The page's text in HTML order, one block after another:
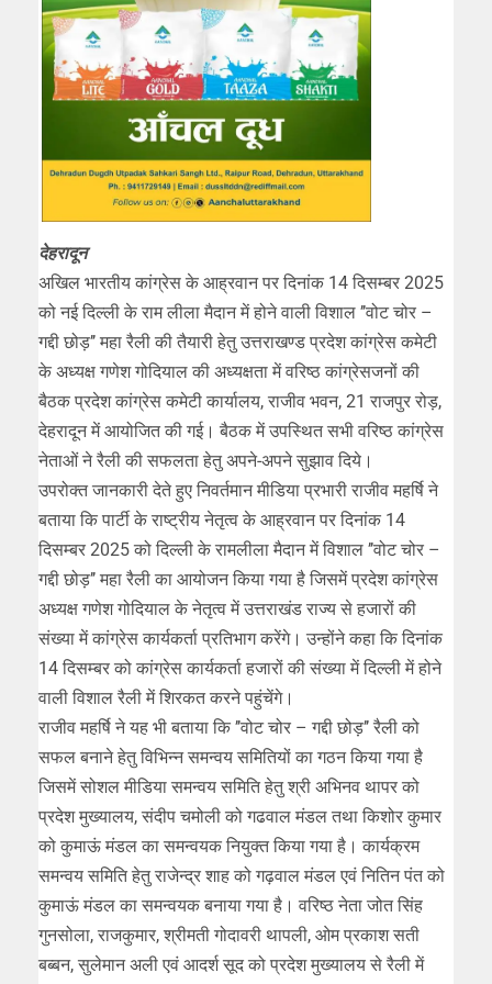
देहरादून
अखिल भारतीय कांग्रेस के आह्रवान पर दिनांक 14 दिसम्बर 2025
को नई दिल्ली के राम लीला मैदान में होने वाली विशाल ’’वोट चोर –
गद्दी छोड़’’ महा रैली की तैयारी हेतु उत्तराखण्ड प्रदेश कांग्रेस कमेटी
के अध्यक्ष गणेश गोदियाल की अध्यक्षता में वरिष्ठ कांग्रेसजनों की
बैठक प्रदेश कांग्रेस कमेटी कार्यालय, राजीव भवन, 21 राजपुर रोड़,
देहरादून में आयोजित की गई। बैठक में उपस्थित सभी वरिष्ठ कांग्रेस
नेताओं ने रैली की सफलता हेतु अपने-अपने सुझाव दिये।
उपरोक्त जानकारी देते हुए निवर्तमान मीडिया प्रभारी राजीव महर्षि ने
बताया कि पार्टी के राष्ट्रीय नेतृत्व के आह्रवान पर दिनांक 14
दिसम्बर 2025 को दिल्ली के रामलीला मैदान में विशाल ’’वोट चोर –
गद्दी छोड़’’ महा रैली का आयोजन किया गया है जिसमें प्रदेश कांग्रेस
अध्यक्ष गणेश गोदियाल के नेतृत्व में उत्तराखंड राज्य से हजारों की
संख्या में कांग्रेस कार्यकर्ता प्रतिभाग करेंगे। उन्होंने कहा कि दिनांक
14 दिसम्बर को कांग्रेस कार्यकर्ता हजारों की संख्या में दिल्ली में होने
वाली विशाल रैली में शिरकत करने पहुंचेंगे।
राजीव महर्षि ने यह भी बताया कि ’’वोट चोर – गद्दी छोड़’’ रैली को
सफल बनाने हेतु विभिन्न समन्वय समितियों का गठन किया गया है
जिसमें सोशल मीडिया समन्वय समिति हेतु श्री अभिनव थापर को
प्रदेश मुख्यालय, संदीप चमोली को गढवाल मंडल तथा किशोर कुमार
को कुमाऊं मंडल का समन्वयक नियुक्त किया गया है। कार्यक्रम
समन्वय समिति हेतु राजेन्द्र शाह को गढ़वाल मंडल एवं नितिन पंत को
कुमाऊं मंडल का समन्वयक बनाया गया है। वरिष्ठ नेता जोत सिंह
गुनसोला, राजकुमार, श्रीमती गोदावरी थापली, ओम प्रकाश सती
बब्बन, सुलेमान अली एवं आदर्श सूद को प्रदेश मुख्यालय से रैली में